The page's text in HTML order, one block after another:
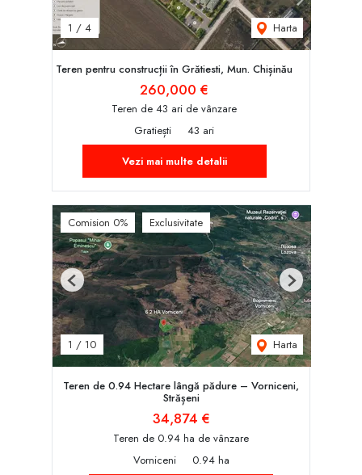
1 / 4 Harta
Teren pentru construcții în Grătiesti, Mun. Chișinău
260,000 €
Teren de 43 ari de vânzare
Gratiești
43 ari
Vezi mai multe detalii
Comision 0% Exclusivitate
1 / 10 Harta
Previous Next
Teren de 0.94 Hectare lângă pădure – Vorniceni,
Strășeni
34,874 €
Teren de 0.94 ha de vânzare
Vorniceni
0.94 ha